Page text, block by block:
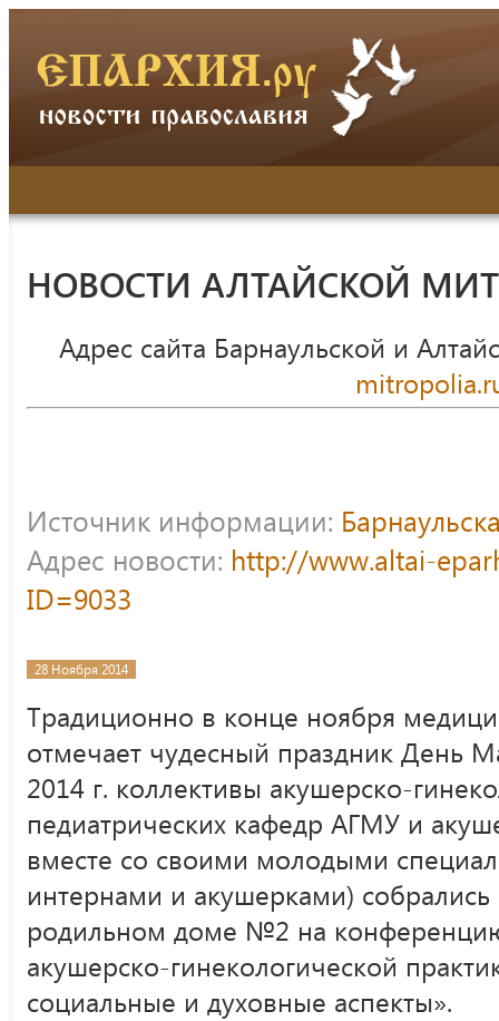
НОВОСТИ АЛТАЙСКОЙ
Адрес сайта Барнаульской и
Источник информации:
Адрес новости: http://www.altai-
ID=9033
28 Ноября 2014
Традиционно в конце ноября
отмечает чудесный праздник День
2014 г. коллективы акушерско-
педиатрических кафедр АГМУ и
вместе со своими молодыми
интернами и акушерками)
родильном доме №2 на
акушерско-гинекологической
социальные и духовные аспекты».